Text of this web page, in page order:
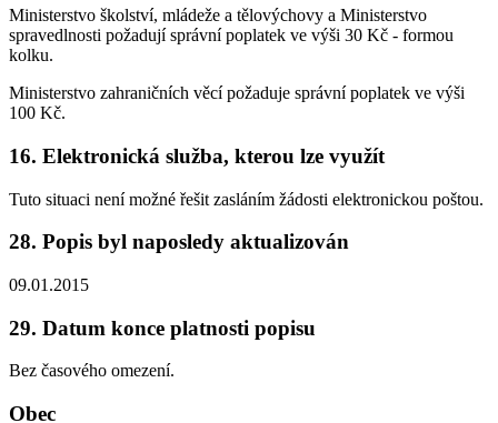
Ministerstvo školství, mládeže a tělovýchovy a Ministerstvo
spravedlnosti požadují správní poplatek ve výši 30 Kč - formou
kolku.
Ministerstvo zahraničních věcí požaduje správní poplatek ve výši
100 Kč.
16. Elektronická služba, kterou lze využít
Tuto situaci není možné řešit zasláním žádosti elektronickou poštou.
28. Popis byl naposledy aktualizován
09.01.2015
29. Datum konce platnosti popisu
Bez časového omezení.
Obec